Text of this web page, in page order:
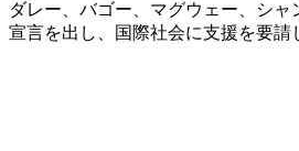
ダレー、バゴー、マグウェー、シ
宣言を出し、国際社会に支援を要請